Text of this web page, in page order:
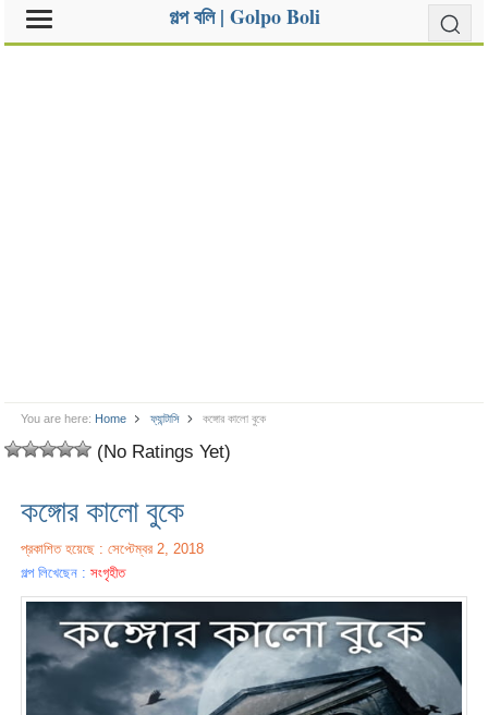
গল্প বলি | Golpo Boli
You are here: Home ফ্যান্টাসি কঙ্গোর কালো বুকে
(No Ratings Yet)
কঙ্গোর কালো বুকে
প্রকাশিত হয়েছে : সেপ্টেম্বর 2, 2018
গল্প লিখেছেন :সংগৃহীত